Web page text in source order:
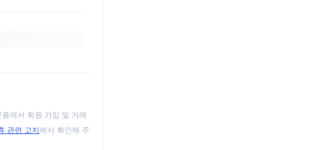
에서 회원 가입 및 거래
관련 고지에서 확인해 주